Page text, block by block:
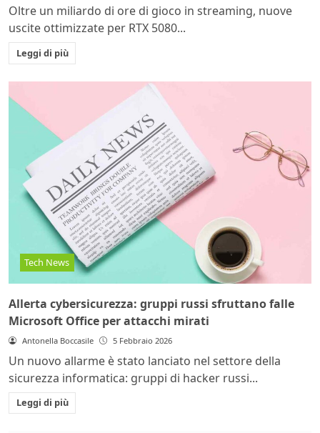
Oltre un miliardo di ore di gioco in streaming, nuove
uscite ottimizzate per RTX 5080...
Leggi di più
Tech News
Allerta cybersicurezza: gruppi russi sfruttano falle
Microsoft Office per attacchi mirati
Antonella Boccasile 5 Febbraio 2026
Un nuovo allarme è stato lanciato nel settore della
sicurezza informatica: gruppi di hacker russi...
Leggi di più